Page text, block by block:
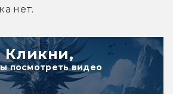
нет.
Кликни,
посмотреть видео